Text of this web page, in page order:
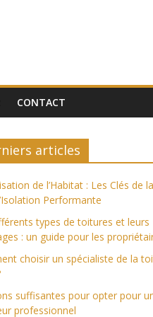
CONTACT
articles
de l’Habitat : Les Clés de
Performante
types de toitures et leurs
: un guide pour les
choisir un spécialiste de la
suffisantes pour opter pour
professionnel